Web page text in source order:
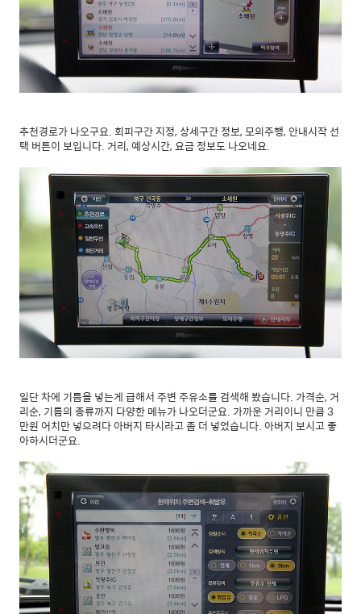
추천경로가 나오구요. 회피구간 지정, 상세구간 정보, 모의주행, 안내시작 선
택 버튼이 보입니다. 거리, 예상시간, 요금 정보도 나오네요.
일단 차에 기름을 넣는게 급해서 주변 주유소를 검색해 봤습니다. 가격순, 거
리순, 기름의 종류까지 다양한 메뉴가 나오더군요. 가까운 거리이니 만큼 3
만원 어치만 넣으려다 아버지 타시라고 좀 더 넣었습니다. 아버지 보시고 좋
아하시더군요.